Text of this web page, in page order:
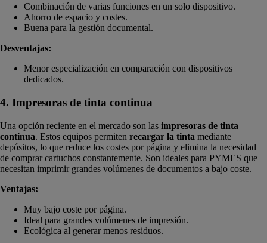
Combinación de varias funciones en un solo dispositivo.
Ahorro de espacio y costes.
Buena para la gestión documental.
Desventajas:
Menor especialización en comparación con dispositivos
dedicados.
4. Impresoras de tinta continua
Una opción reciente en el mercado son las impresoras de tinta
continua. Estos equipos permiten recargar la tinta mediante
depósitos, lo que reduce los costes por página y elimina la necesidad
de comprar cartuchos constantemente. Son ideales para PYMES que
necesitan imprimir grandes volúmenes de documentos a bajo coste.
Ventajas:
Muy bajo coste por página.
Ideal para grandes volúmenes de impresión.
Ecológica al generar menos residuos.